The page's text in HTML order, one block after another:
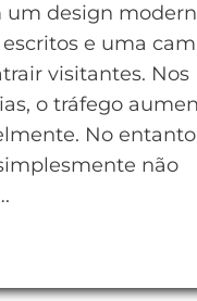
um design
e uma
visitantes. Nos
o tráfego
No
não